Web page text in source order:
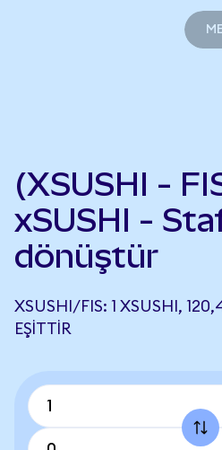
(XSUSHI -
xSUSHI -
dönüştür
XSUSHI/FIS: 1 XSUSHI,
EŞITTIR